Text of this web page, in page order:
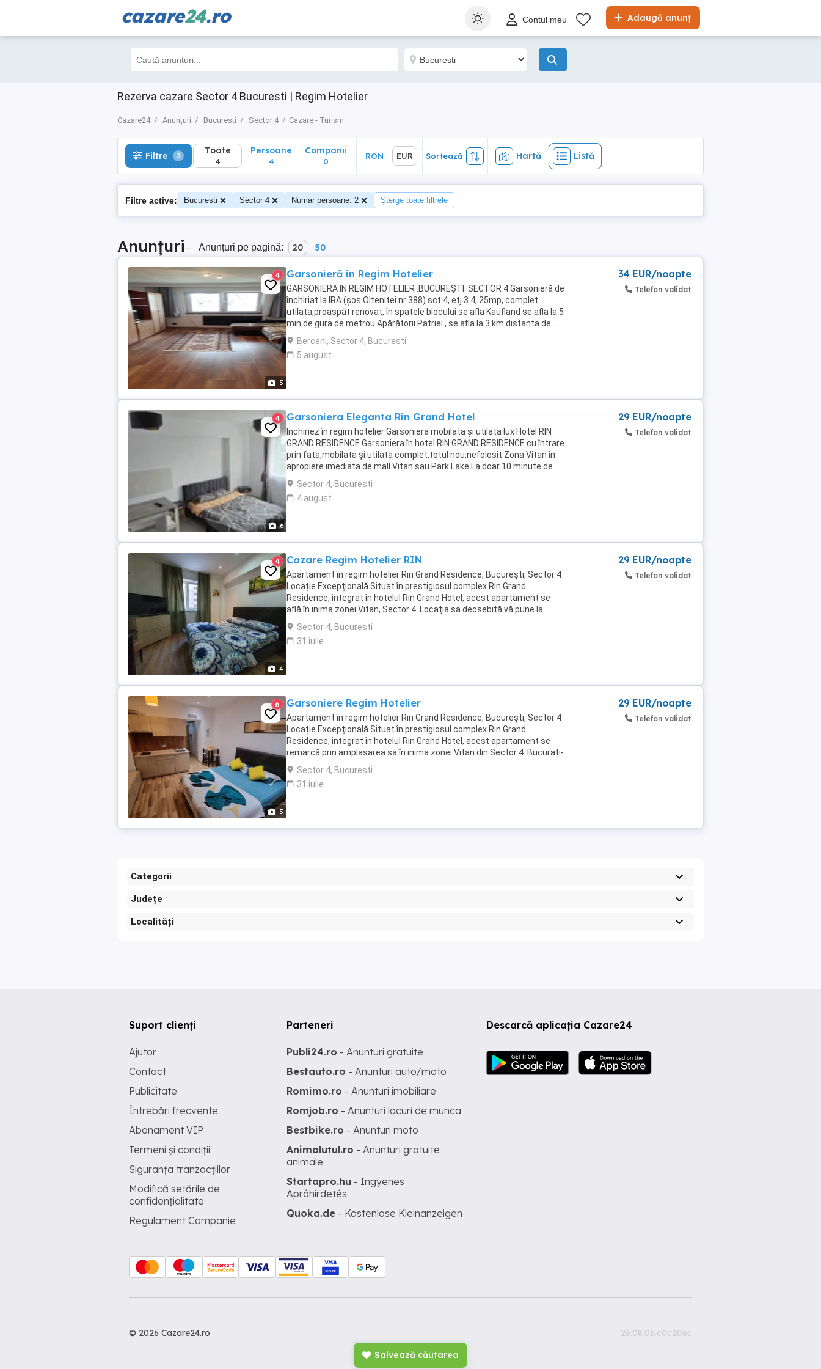
cazare24.ro Adaugă anunț
Contul meu
Rezerva cazare Sector 4 Bucuresti | Regim Hotelier
Cazare24 Anunțuri Bucuresti Sector 4 Cazare - Turism
Filtre 3 Toate
4
Hartă Listă
Filtre 3 Toate
4
Persoane
4
Companii
0
RON EUR Sortează Hartă Listă
Filtre active: Bucuresti Sector 4 Numar persoane: 2 Șterge toate filtrele
Anunțuri– Anunțuri pe pagină: 20 50
5
4 Garsonieră in Regim Hotelier
GARSONIERA IN REGIM HOTELIER .BUCUREȘTI. SECTOR 4 Garsonieră de
închiriat la IRA (șos Oltenitei nr 388) sct 4, etj 3 4, 25mp, complet
utilata,proaspăt renovat, în spatele blocului se afla Kaufland se afla la 5
min de gura de metrou Apărătorii Patriei , se afla la 3 km distanta de....
SPITALUL BAGDASAR ...
Berceni, Sector 4, Bucuresti
5 august
34 EUR/noapte
Telefon validat
6
4 Garsoniera Eleganta Rin Grand Hotel
Inchiriez în regim hotelier Garsoniera mobilata și utilata lux Hotel RIN
GRAND RESIDENCE Garsoniera în hotel RIN GRAND RESIDENCE cu întrare
prin fata,mobilata și utilata complet,totul nou,nefolosit Zona Vitan în
apropiere imediata de mall Vitan sau Park Lake La doar 10 minute de
centrul Orasului Beneficiați ...
Sector 4, Bucuresti
4 august
29 EUR/noapte
Telefon validat
4
4 Cazare Regim Hotelier RIN
Apartament în regim hotelier Rin Grand Residence, București, Sector 4
Locație Excepțională Situat în prestigiosul complex Rin Grand
Residence, integrat în hotelul Rin Grand Hotel, acest apartament se
află în inima zonei Vitan, Sector 4. Locația sa deosebită vă pune la
dispoziție acces rapid către ...
Sector 4, Bucuresti
31 iulie
29 EUR/noapte
Telefon validat
5
6 Garsoniere Regim Hotelier
Apartament în regim hotelier Rin Grand Residence, București, Sector 4
Locație Excepțională Situat în prestigiosul complex Rin Grand
Residence, integrat în hotelul Rin Grand Hotel, acest apartament se
remarcă prin amplasarea sa în inima zonei Vitan din Sector 4. Bucurați-
vă de acces rapid către ...
Sector 4, Bucuresti
31 iulie
29 EUR/noapte
Telefon validat
Categorii
Județe
Localități
Salvează căutarea
Descarcă aplicația Cazare24
Suport clienți
Ajutor
Contact
Publicitate
Întrebări frecvente
Abonament VIP
Termeni și condiții
Siguranța tranzacțiilor
Modifică setările de
confidențialitate
Regulament Campanie
Parteneri
Publi24.ro - Anunturi gratuite
Bestauto.ro - Anunturi auto/moto
Romimo.ro - Anunturi imobiliare
Romjob.ro - Anunturi locuri de munca
Bestbike.ro - Anunturi moto
Animalutul.ro - Anunturi gratuite
animale
Startapro.hu - Ingyenes
Apróhirdetés
Quoka.de - Kostenlose Kleinanzeigen
© 2026 Cazare24.ro 26.08.06.c0c206c